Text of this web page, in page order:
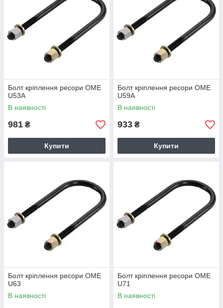
Болт кріплення ресори OME
U53A
В наявності
981 ₴
Купити
Болт кріплення ресори OME
U59A
В наявності
933 ₴
Купити
Болт кріплення ресори OME
U63
В наявності
Болт кріплення ресори OME
U71
В наявності